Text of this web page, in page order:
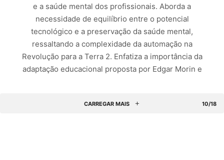
e a saúde mental dos profissionais. Aborda a
necessidade de equilíbrio entre o potencial
tecnológico e a preservação da saúde mental,
ressaltando a complexidade da automação na
Revolução para a Terra 2. Enfatiza a importância da
adaptação educacional proposta por Edgar Morin e
reeducação das organizações para uma transição
CARREGAR MAIS 10/18